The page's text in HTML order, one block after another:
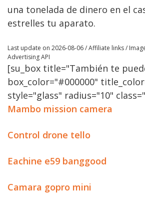
una tonelada de dinero en el
estrelles tu aparato.
Last update on 2026-08-06 / Affiliate links /
Advertising API
[su_box title="También te
box_color="#000000"
style="glass" radius="10"
Mambo mission camera
Control drone tello
Eachine e59 banggood
Camara gopro mini